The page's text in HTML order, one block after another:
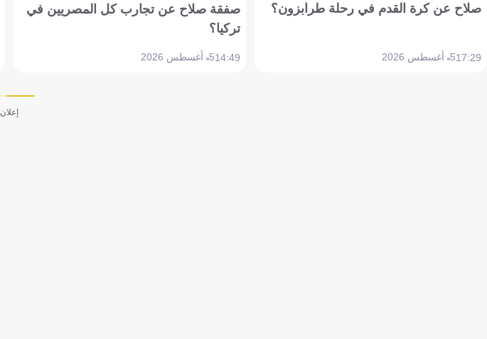
صلاح عن كرة القدم في رحلة طرابزون؟
17:295 أغسطس 2026
صفقة صلاح عن تجارب كل المصريين في
تركيا؟
14:495 أغسطس 2026
إعلان